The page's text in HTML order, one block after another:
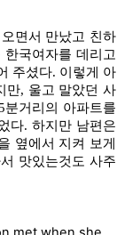
면서 만났고 친하
국여자를 데리고
주셨다. 이렇게 아
만, 울고 말았던 사
거리의 아파트를
다. 하지만 남편은
옆에서 지켜 보게
맛있는것도 사주